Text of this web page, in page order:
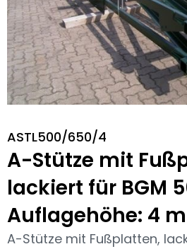
ASTL500/650/4
A-Stütze mit
lackiert für BGM
Auflagehöhe: 4 m
A-Stütze mit Fußplatten,